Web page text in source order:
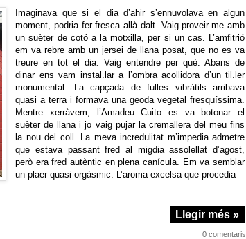
Imaginava que si el dia d’ahir s’ennuvolava en algun
moment, podria fer fresca allà dalt. Vaig proveir-me amb
un suèter de cotó a la motxilla, per si un cas. L’amfitrió
em va rebre amb un jersei de llana posat, que no es va
treure en tot el dia. Vaig entendre per què. Abans de
dinar ens vam instal.lar a l’ombra acollidora d’un til.ler
monumental. La capçada de fulles vibràtils arribava
quasi a terra i formava una geoda vegetal fresquíssima.
Mentre xerràvem, l’Amadeu Cuito es va botonar el
suèter de llana i jo vaig pujar la cremallera del meu fins
la nou del coll. La meva incredulitat m’impedia admetre
que estava passant fred al migdia assolellat d’agost,
però era fred autèntic en plena canícula. Em va semblar
un plaer quasi orgàsmic. L’aroma excelsa que procedia
Llegir més »
0 comentaris